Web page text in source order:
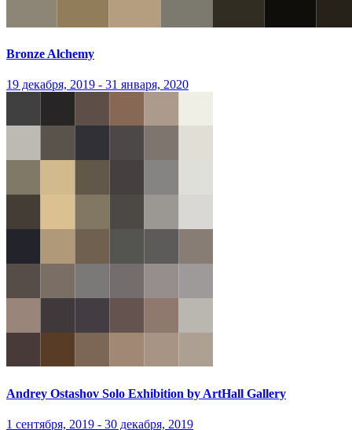
Bronze Alchemy
19 декабря, 2019 - 31 января, 2020
Andrey Ostashov Solo Exhibition by ArtHall Gallery
1 сентября, 2019 - 30 декабря, 2019